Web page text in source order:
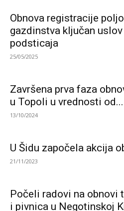
Obnova registracije
gazdinstva ključan
podsticaja
25/05/2025
Završena prva faza
u Topoli u vrednosti od...
13/10/2024
U Šidu započela akcija
21/11/2023
Počeli radovi na obnovi
i pivnica u Negotinskoj